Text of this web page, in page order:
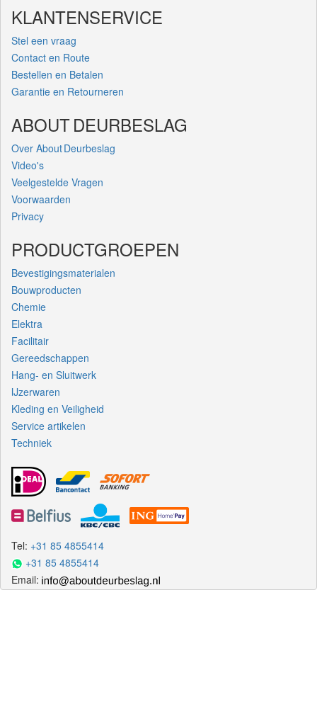
KLANTENSERVICE
Stel een vraag
Contact en Route
Bestellen en Betalen
Garantie en Retourneren
ABOUT DEURBESLAG
Over About Deurbeslag
Video's
Veelgestelde Vragen
Voorwaarden
Privacy
PRODUCTGROEPEN
Bevestigingsmaterialen
Bouwproducten
Chemie
Elektra
Facilitair
Gereedschappen
Hang- en Sluitwerk
IJzerwaren
Kleding en Veiligheid
Service artikelen
Techniek
Tel: +31 85 4855414
+31 85 4855414
Email: